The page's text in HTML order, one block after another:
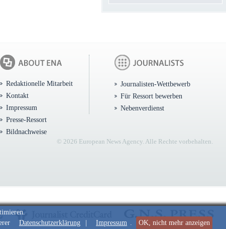
Datenschutzerklärung Impressum . OK, nicht mehr anzeigen
Redaktionelle Mitarbeit
Kontakt
Impressum
Presse-Ressort
Bildnachweise
Journalisten-Wettbewerb
Für Ressort bewerben
Nebenverdienst
© 2026 European News Agency. Alle Rechte vorbehalten.